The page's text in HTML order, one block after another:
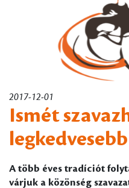
2017-12-01
Ismét
A több éves tradíciót
várjuk a közönség